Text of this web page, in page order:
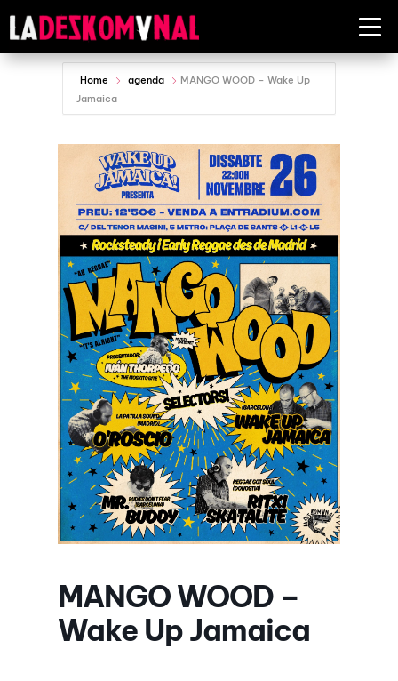
Home agenda
MANGO WOOD – Wake Up
Jamaica
MANGO WOOD –
Wake Up Jamaica